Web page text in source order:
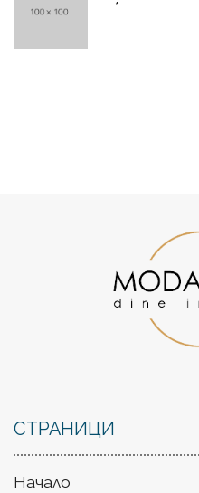
*
СТРАНИЦИ
Начало